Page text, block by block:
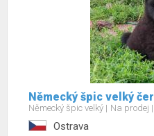
Německý špic velký
Německý špic velký Na prodej
Ostrava